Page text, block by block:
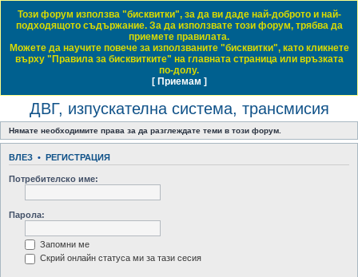
Daewoo & Chevrolet Club Bulgaria
ЧЗВ Правила на форума Влез
Регистрация
Начало форум Общи технически дискусии
с
е
Виж активните теми
ДВГ, изпускателна система, трансмисия
Нямате необходимите права за да разглеждате теми в този форум.
ВЛЕЗ • РЕГИСТРАЦИЯ
Потребителско име:
Парола:
Запомни ме
Скрий онлайн статуса ми за тази сесия
Този форум използва "бисквитки", за да ви даде най-доброто и най-
подходящото съдържание. За да използвате този форум, трябва да
приемете правилата.
Можете да научите повече за използваните "бисквитки", като кликнете
върху "Правила за бисквитките" на главната страница или връзката
по-долу.
[ Приемам ]